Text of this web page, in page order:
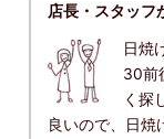
店長・スタッフ
日焼
30前
く探
良いので、日焼